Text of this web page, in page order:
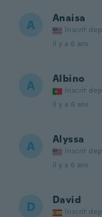
A Anaisa
Inscrit
il y a 6 ans
A Albino
Inscrit
il y a 6 ans
A Alyssa
Inscrit
il y a 6 ans
D David
Inscrit